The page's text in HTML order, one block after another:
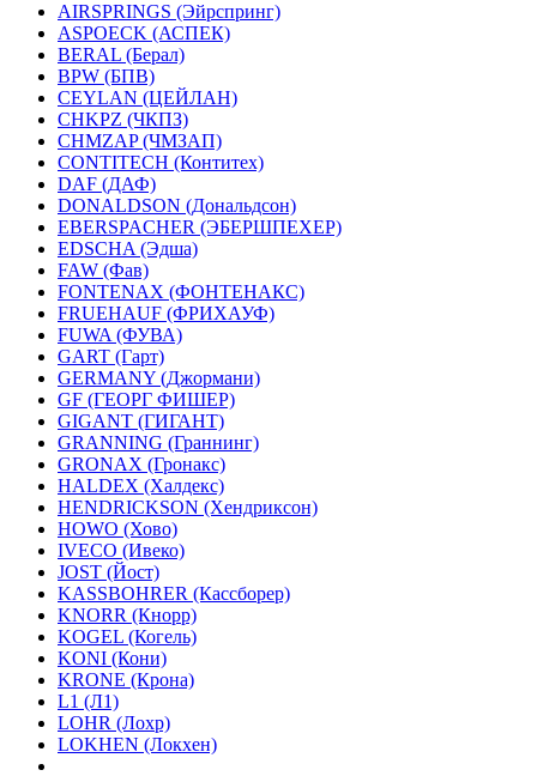
AIRSPRINGS (Эйрспринг)
ASPOECK (АСПЕК)
BERAL (Берал)
BPW (БПВ)
CEYLAN (ЦЕЙЛАН)
CHKPZ (ЧКПЗ)
CHMZAP (ЧМЗАП)
CONTITECH (Контитех)
DAF (ДАФ)
DONALDSON (Дональдсон)
EBERSPACHER (ЭБЕРШПЕХЕР)
EDSCHA (Эдша)
FAW (Фав)
FONTENAX (ФОНТЕНАКС)
FRUEHAUF (ФРИХАУФ)
FUWA (ФУВА)
GART (Гарт)
GERMANY (Джормани)
GF (ГЕОРГ ФИШЕР)
GIGANT (ГИГАНТ)
GRANNING (Граннинг)
GRONAX (Гронакс)
HALDEX (Халдекс)
HENDRICKSON (Хендриксон)
HOWO (Хово)
IVECO (Ивеко)
JOST (Йост)
KASSBOHRER (Касcборер)
KNORR (Кнорр)
KOGEL (Когель)
KONI (Кони)
KRONE (Крона)
L1 (Л1)
LOHR (Лохр)
LOKHEN (Локхен)